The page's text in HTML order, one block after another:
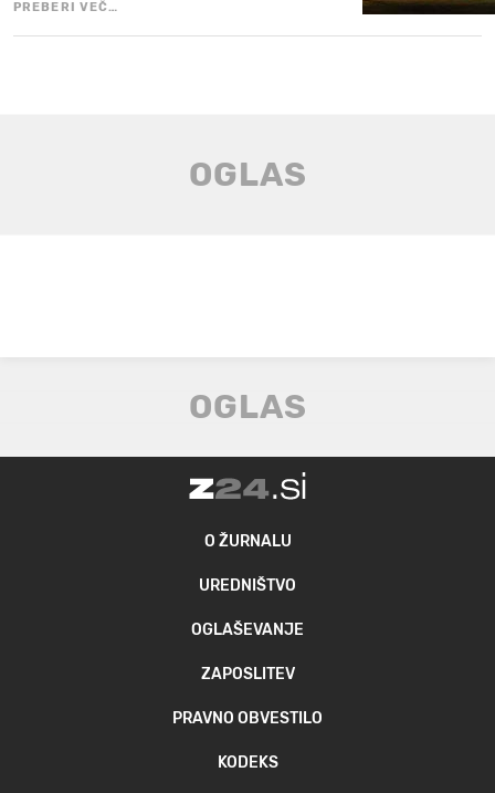
PREBERI VEČ…
O ŽURNALU
UREDNIŠTVO
OGLAŠEVANJE
ZAPOSLITEV
PRAVNO OBVESTILO
KODEKS